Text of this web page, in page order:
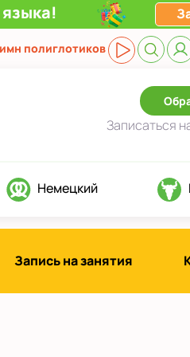
полиглотиков
Записаться
Немецкий
Запись на занятия